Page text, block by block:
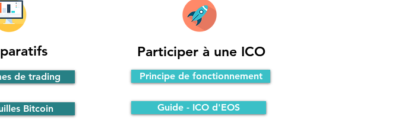
de trading
Bitcoin
Participer à une ICO
Principe de fonctionnement
Guide - ICO d'EOS